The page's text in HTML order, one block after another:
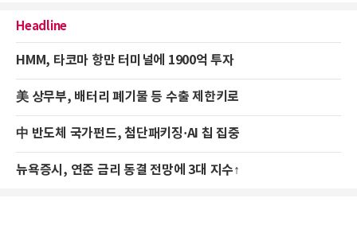
Headline
HMM, 타코마 항만 터미널에 1900억 투자
美 상무부, 배터리 폐기물 등 수출 제한키로
中 반도체 국가펀드, 첨단패키징·AI 칩 집중
뉴욕증시, 연준 금리 동결 전망에 3대 지수↑